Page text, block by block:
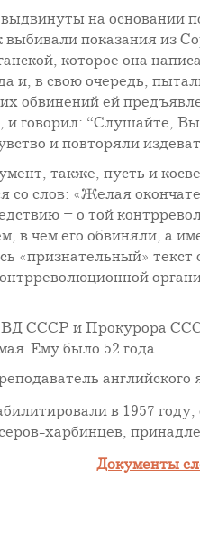
на основании
показания из
которое она
и, в свою очередь,
обвинений ей
и говорил: “Слушайте,
и повторяли
также, пусть и
со слов: «Желая
– о той
в чем его обвиняли, а
«признательный»
СССР и Прокурора
Ему было 52 года.
в 1957
харбинцев,
Документы